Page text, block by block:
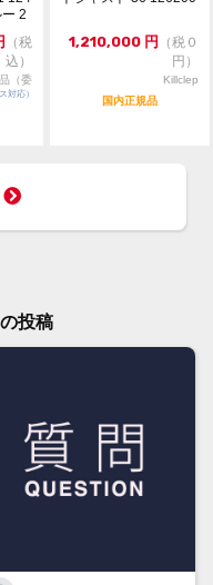
2
（税
込）
（委
売）
対応）
1,210,000 円
（税０
円）
Killclep
国内正規品
投稿